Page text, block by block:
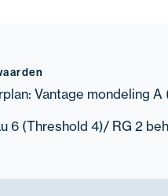
Vantage mondeling
6 (Threshold 4)/ RG 2